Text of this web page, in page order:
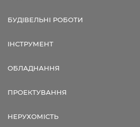
БУДІВЕЛЬНІ РОБОТИ
ІНСТРУМЕНТ
ОБЛАДНАННЯ
ПРОЕКТУВАННЯ
НЕРУХОМІСТЬ